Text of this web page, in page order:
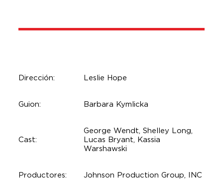
Dirección: Leslie Hope
Guion: Barbara Kymlicka
Cast:
George Wendt, Shelley Long,
Lucas Bryant, Kassia
Warshawski
Productores: Johnson Production Group, INC